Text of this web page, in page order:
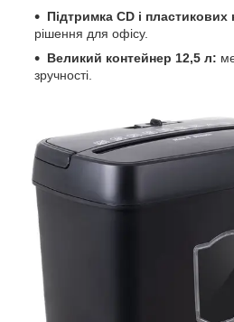
Підтримка CD і пластикових
рішення для офісу.
Великий контейнер 12,5 л:
зручності.